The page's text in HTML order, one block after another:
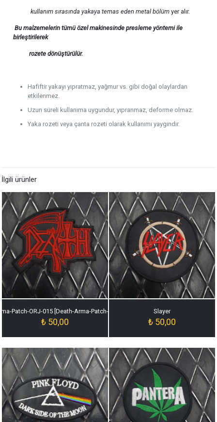
kullanım sırasında yakaya temas eden metal bölüm yer alır.
Bu malzemelerin tümü özel makinesinde presleme yöntemi ile
birleştirilerek
rozetedönüştürülür.
Hafiftir yakayı yıpratmaz, yağmur vs. gibi doğal olaylardan
etkilenmez.
Uzun süreli kullanıma uygundur, yıpranmaz, deforme olmaz.
Yaka rozeti veya çanta rozeti olarak kullanımı yaygındır.
İlgili ürünler
Patch-ORJ-015 [Death-Arma-Patch-ORJ-015]
₺ 50,00
Slayer
₺ 50,00